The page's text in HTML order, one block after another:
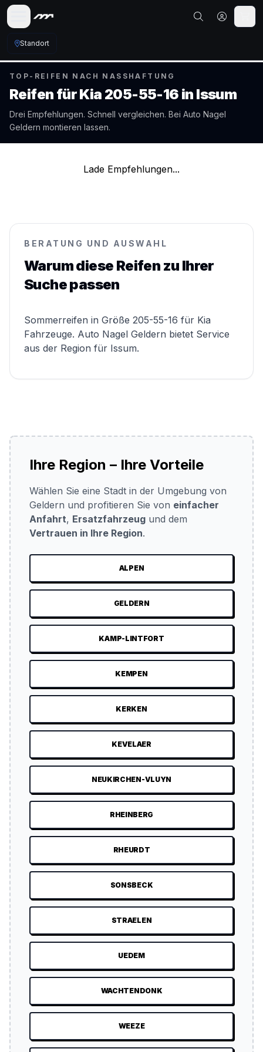
Standort
TOP-REIFEN NACH NASSHAFTUNG
Reifen fürKia 205-55-16 in Issum
Drei Empfehlungen. Schnell vergleichen. Bei Auto Nagel
Geldern montieren lassen.
Lade Empfehlungen...
BERATUNG UND AUSWAHL
Warum diese Reifen zu Ihrer
Suche passen
Sommerreifen in Größe 205-55-16 für Kia
Fahrzeuge. Auto Nagel Geldern bietet Service
aus der Region für Issum.
Ihre Region – Ihre Vorteile
Wählen Sie eine Stadt in der Umgebung von
Geldern und profitieren Sie von einfacher
Anfahrt, Ersatzfahrzeug und dem
Vertrauen in Ihre Region.
ALPEN
GELDERN
KAMP-LINTFORT
KEMPEN
KERKEN
KEVELAER
NEUKIRCHEN-VLUYN
RHEINBERG
RHEURDT
SONSBECK
STRAELEN
UEDEM
WACHTENDONK
WEEZE